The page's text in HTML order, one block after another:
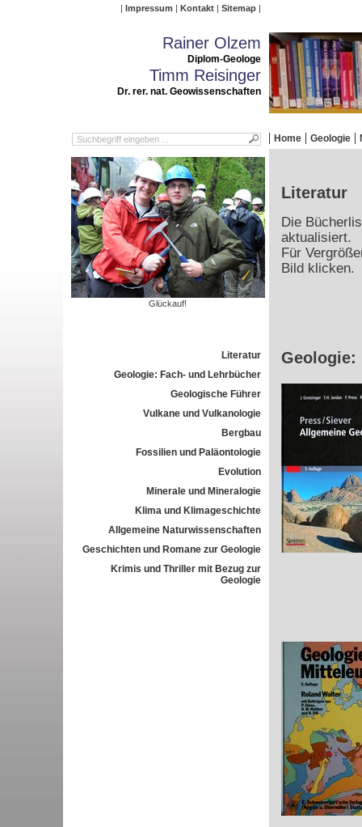
Impressum Kontakt Sitemap
Rainer Olzem
Diplom-Geologe
Timm Reisinger
Dr. rer. nat. Geowissenschaften
Home Geologie
Glückauf!
Literatur
Geologie: Fach- und Lehrbücher
Geologische Führer
Vulkane und Vulkanologie
Bergbau
Fossilien und Paläontologie
Evolution
Minerale und Mineralogie
Klima und Klimageschichte
Allgemeine Naturwissenschaften
Geschichten und Romane zur Geologie
Krimis und Thriller mit Bezug zur
Geologie
Literatur
Die
aktualisiert.
Für
Bild klicken.
Geologie: